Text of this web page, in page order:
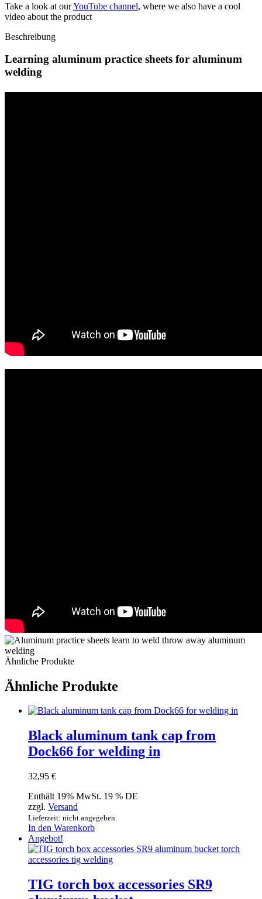
Take a look at ourYouTube channel, where we also have a cool
video about the product
Beschreibung
Learning aluminum practice sheets for aluminum
welding
Ähnliche Produkte
Ähnliche Produkte
Black aluminum tank cap from
Dock66 for welding in
32,95 €
Enthält 19% MwSt. 19 % DE
zzgl. Versand
Lieferzeit: nicht angegeben
In den Warenkorb
Angebot!
TIG torch box accessories SR9